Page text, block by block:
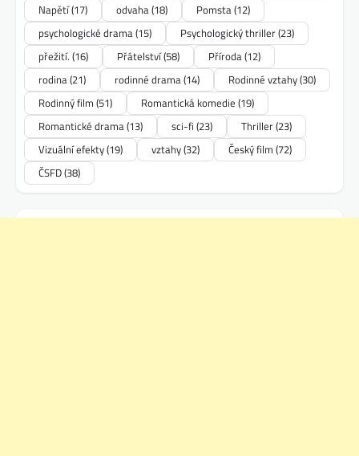
Napětí(17) odvaha(18) Pomsta(12)
psychologické drama(15) Psychologický thriller(23)
přežití. (16) Přátelství(58) Příroda(12)
rodina(21) rodinné drama(14) Rodinné vztahy(30)
Rodinný film (51) Romantická komedie (19)
Romantické drama(13) sci-fi (23) Thriller(23)
Vizuální efekty(19) vztahy(32) Český film (72)
ČSFD(38)